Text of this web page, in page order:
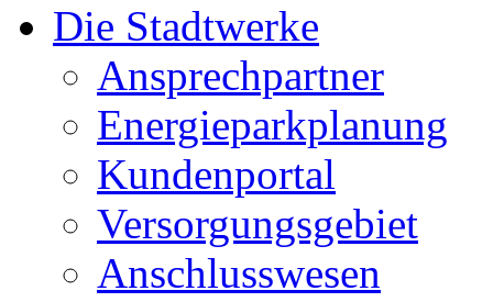
Die Stadtwerke
Ansprechpartner
Energieparkplanung
Kundenportal
Versorgungsgebiet
Anschlusswesen